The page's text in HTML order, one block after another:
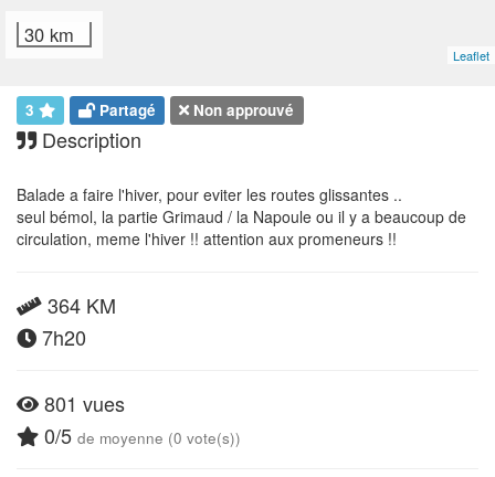
30 km
Leaflet
3 Partagé Non approuvé
Description
Balade a faire l'hiver, pour eviter les routes glissantes ..
seul bémol, la partie Grimaud / la Napoule ou il y a beaucoup de
circulation, meme l'hiver !! attention aux promeneurs !!
364 KM
7h20
801 vues
0/5 de moyenne (0 vote(s))